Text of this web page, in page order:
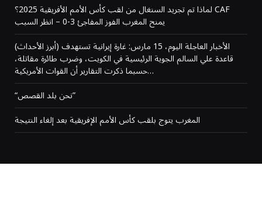
لماذا تم تجريد السنغال من لقب كأس الأمم الأفريقية 2025؟ CAF
يمنح المغرب الفوز المفاجئ 3-0 – انظر السبب
(أبرز الأحداث) الأخبار العاجلة اليوم، 15 مارس: غارة إيرانية تستهدف
قاعدة علي السالم الجوية الرئيسية في الكويت، وضرب طائرة مقاتلة،
حسبما ذكرت التقارير أن القوات الأمريكية…
“نحن بلد القصص”
المغرب يتوج بلقب كأس الأمم الإفريقية بعد إلغاء النتيجة